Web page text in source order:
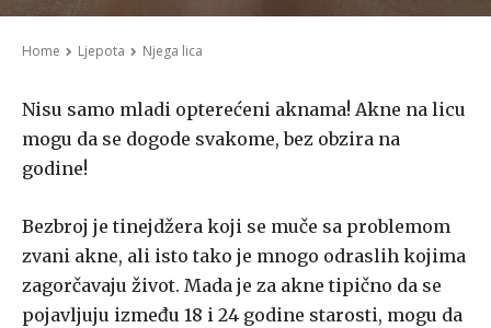
Home Ljepota Njega lica
Nisu samo mladi opterećeni aknama! Akne na licu
mogu da se dogode svakome, bez obzira na
godine!
Bezbroj je tinejdžera koji se muče sa problemom
zvani akne, ali isto tako je mnogo odraslih kojima
zagorčavaju život. Mada je za akne tipično da se
pojavljuju između 18 i 24 godine starosti, mogu da